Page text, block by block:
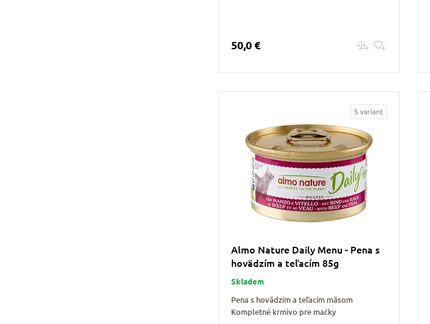
50,0 €
5 variant
Almo Nature Daily Menu - Pena s
hovädzím a teľacím 85g
Skladem
Pena s hovädzím a teľacím mäsom
Kompletné krmivo pre mačky